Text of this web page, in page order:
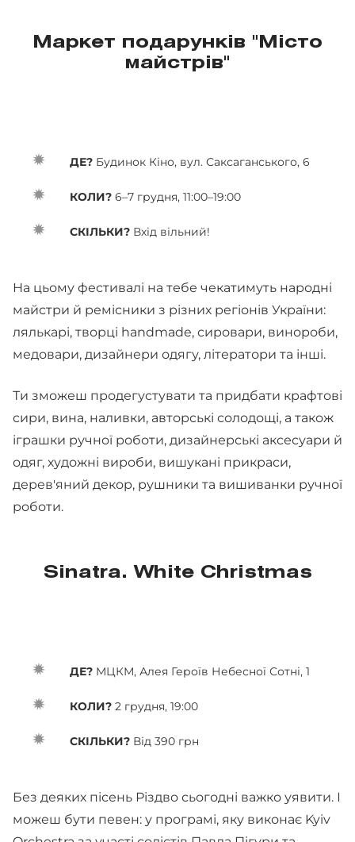
Маркет подарунків "Місто
майстрів"
ДЕ? Будинок Кіно, вул. Саксаганського, 6
КОЛИ? 6–7 грудня, 11:00–19:00
СКІЛЬКИ? Вхід вільний!
На цьому фестивалі на тебе чекатимуть народні
майстри й ремісники з різних регіонів України:
лялькарі, творці handmade, сировари, винороби,
медовари, дизайнери одягу, літератори та інші.
Ти зможеш продегустувати та придбати крафтові
сири, вина, наливки, авторські солодощі, а також
іграшки ручної роботи, дизайнерські аксесуари й
одяг, художні вироби, вишукані прикраси,
дерев'яний декор, рушники та вишиванки ручної
роботи.
Sinatra. White Christmas
ДЕ? МЦКМ, Алея Героїв Небесної Сотні, 1
КОЛИ? 2 грудня, 19:00
СКІЛЬКИ? Від 390 грн
Без деяких пісень Різдво сьогодні важко уявити. І
можеш бути певен: у програмі, яку виконає Kyiv